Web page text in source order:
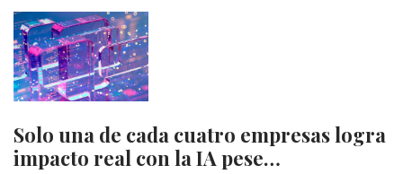
Solo una de cada cuatro empresas logra
impacto real con la IA pese…